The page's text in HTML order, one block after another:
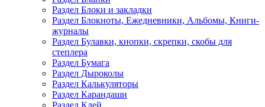
Раздел Блоки и закладки
Раздел Блокноты, Ежедневники, Альбомы, Книги-
журналы
Раздел Булавки, кнопки, скрепки, скобы для
степлера
Раздел Бумага
Раздел Дыроколы
Раздел Калькуляторы
Раздел Карандаши
Раздел Клей